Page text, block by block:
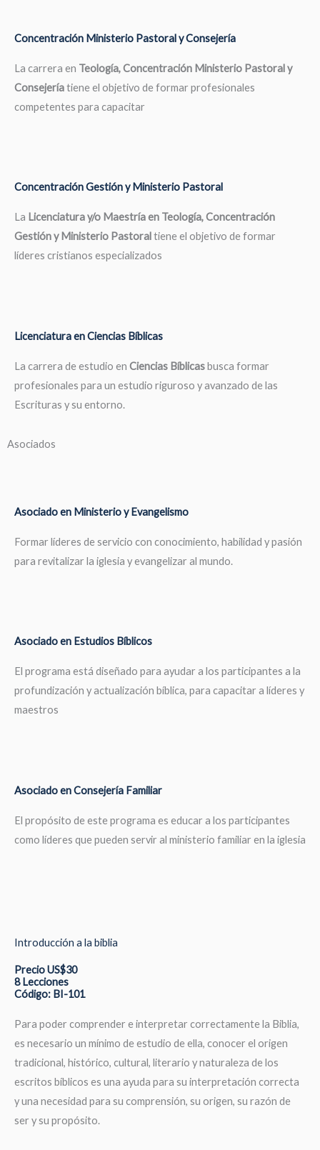
Concentración Ministerio Pastoral y Consejería
La carrera en Teología, Concentración Ministerio Pastoral y
Consejeríatiene el objetivo de formar profesionales
competentes para capacitar
Concentración Gestión y Ministerio Pastoral
La Licenciatura y/o Maestría en Teología, Concentración
Gestión y Ministerio Pastoraltiene el objetivo de formar
líderes cristianos especializados
Licenciatura en Ciencias Bíblicas
La carrera de estudio en Ciencias Bíblicasbusca formar
profesionales para un estudio riguroso y avanzado de las
Escrituras y su entorno.
Asociados
Asociado en Ministerio y Evangelismo
Formar líderes de servicio con conocimiento, habilidad y pasión
para revitalizar la iglesia y evangelizar al mundo.
Asociado en Estudios Bíblicos
El programa está diseñado para ayudar a los participantes a la
profundización y actualización bíblica, para capacitar a líderes y
maestros
Asociado en Consejería Familiar
El propósito de este programa es educar a los participantes
como líderes que pueden servir al ministerio familiar en la iglesia
Introducción a la biblia
Precio US$30
8 Lecciones
Código: BI-101
Para poder comprender e interpretar correctamente la Biblia,
es necesario un mínimo de estudio de ella, conocer el origen
tradicional, histórico, cultural, literario y naturaleza de los
escritos bíblicos es una ayuda para su interpretación correcta
y una necesidad para su comprensión, su origen, su razón de
ser y su propósito.